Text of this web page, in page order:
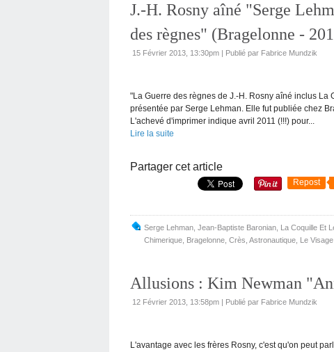
J.-H. Rosny aîné "Serge
des règnes" (Bragelonne -
15 Février 2013, 13:30pm | Publié par Fabrice Mundzik
"La Guerre des règnes de J.-H. Rosny aîné inclus
présentée par Serge Lehman. Elle fut publiée chez
L'achevé d'imprimer indique avril 2011 (!!!) pour...
Lire la suite
Partager cet article
Repost
Serge Lehman Jean-Baptiste Baronian La Coquille Et
Chimerique Bragelonne Crès Astronautique Le
Allusions : Kim Newman
12 Février 2013, 13:58pm | Publié par Fabrice Mundzik
L'avantage avec les frères Rosny, c'est qu'on peut